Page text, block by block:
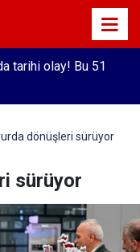
tarihi olay! Bu 51
dönüşleri sürüyor
sürüyor